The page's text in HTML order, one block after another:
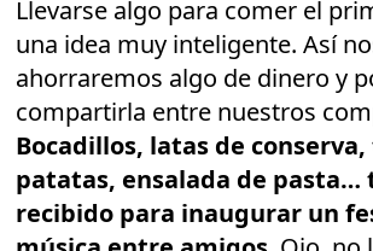
Llevarse algo para comer el
una idea muy inteligente. Así
ahorraremos algo de dinero y
compartirla entre nuestros
Bocadillos, latas de
patatas, ensalada de pasta…
recibido para inaugurar un